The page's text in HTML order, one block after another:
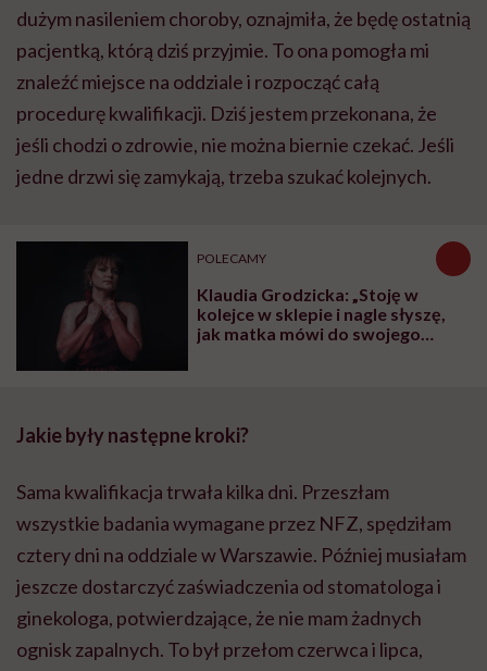
dużym nasileniem choroby, oznajmiła, że będę ostatnią
pacjentką, którą dziś przyjmie. To ona pomogła mi
znaleźć miejsce na oddziale i rozpocząć całą
procedurę kwalifikacji. Dziś jestem przekonana, że
jeśli chodzi o zdrowie, nie można biernie czekać. Jeśli
jedne drzwi się zamykają, trzeba szukać kolejnych.
POLECAMY
Klaudia Grodzicka: „Stoję w
kolejce w sklepie i nagle słyszę,
jak matka mówi do swojego
Jakie były następne kroki?
Sama kwalifikacja trwała kilka dni. Przeszłam
wszystkie badania wymagane przez NFZ, spędziłam
cztery dni na oddziale w Warszawie. Później musiałam
jeszcze dostarczyć zaświadczenia od stomatologa i
ginekologa, potwierdzające, że nie mam żadnych
ognisk zapalnych. To był przełom czerwca i lipca,